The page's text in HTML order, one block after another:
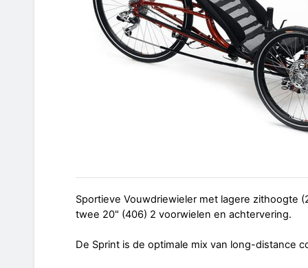
Sportieve Vouwdriewieler met lagere zithoogte
twee 20" (406) 2 voorwielen en achtervering.
De Sprint is de optimale mix van long-distance